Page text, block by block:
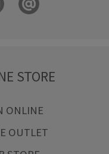
STORE
ONLINE
OUTLET